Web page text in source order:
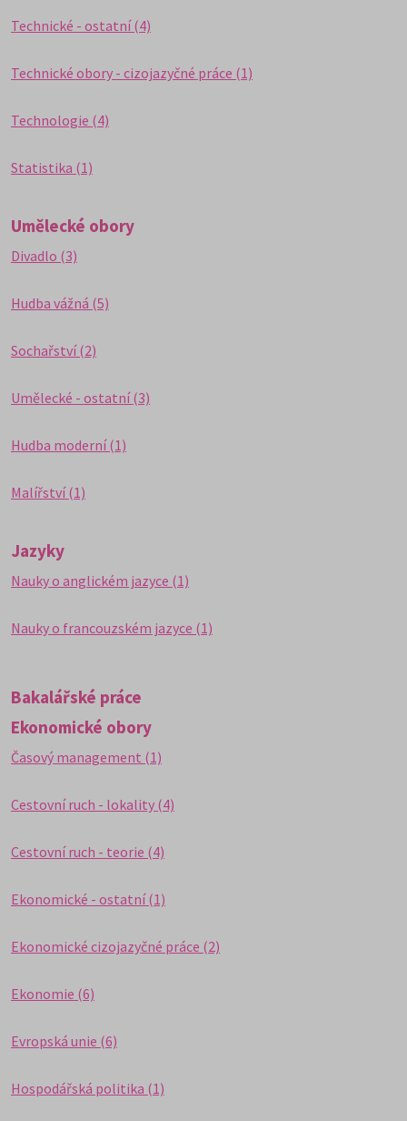
Technické - ostatní (4)
Technické obory - cizojazyčné práce (1)
Technologie (4)
Statistika (1)
Umělecké obory
Divadlo (3)
Hudba vážná (5)
Sochařství (2)
Umělecké - ostatní (3)
Hudba moderní (1)
Malířství (1)
Jazyky
Nauky o anglickém jazyce (1)
Nauky o francouzském jazyce (1)
Bakalářské práce
Ekonomické obory
Časový management (1)
Cestovní ruch - lokality (4)
Cestovní ruch - teorie (4)
Ekonomické - ostatní (1)
Ekonomické cizojazyčné práce (2)
Ekonomie (6)
Evropská unie (6)
Hospodářská politika (1)